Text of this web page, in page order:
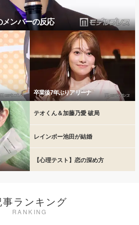
ンバーの反応
卒業後7年ぶりアリーナ
テオくん＆加藤乃愛 破局
レインボー池田が結婚
【心理テスト】恋の深め方
事ランキング
RANKING